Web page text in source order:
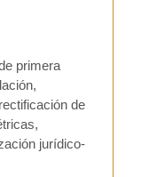
primera
de
jurídico-